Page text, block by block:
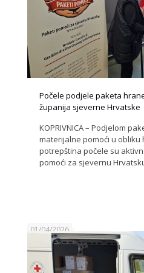
Počele podjele paketa
županija sjeverne Hrvatske
KOPRIVNICA – Podjelom
materijalne pomoći u obliku
potrepština počele su
pomoći za sjevernu
01/04/2026